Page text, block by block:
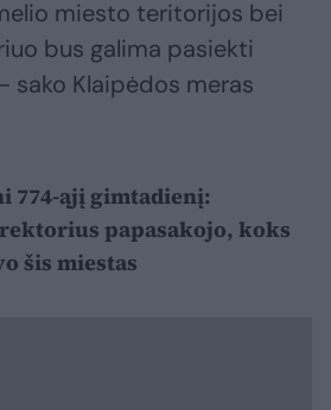
miesto teritorijos bei
bus galima pasiekti
sako Klaipėdos meras
774-ąjį gimtadienį:
papasakojo, koks
šis miestas